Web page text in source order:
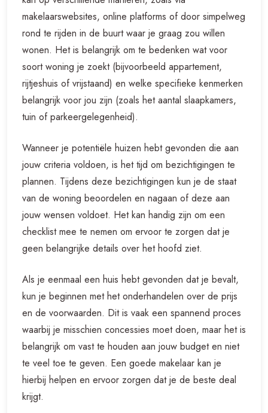
makelaarswebsites, online platforms of door simpelweg
rond te rijden in de buurt waar je graag zou willen
wonen. Het is belangrijk om te bedenken wat voor
soort woning je zoekt (bijvoorbeeld appartement,
rijtjeshuis of vrijstaand) en welke specifieke kenmerken
belangrijk voor jou zijn (zoals het aantal slaapkamers,
tuin of parkeergelegenheid).
Wanneer je potentiële huizen hebt gevonden die aan
jouw criteria voldoen, is het tijd om bezichtigingen te
plannen. Tijdens deze bezichtigingen kun je de staat
van de woning beoordelen en nagaan of deze aan
jouw wensen voldoet. Het kan handig zijn om een
checklist mee te nemen om ervoor te zorgen dat je
geen belangrijke details over het hoofd ziet.
Als je eenmaal een huis hebt gevonden dat je bevalt,
kun je beginnen met het onderhandelen over de prijs
en de voorwaarden. Dit is vaak een spannend proces
waarbij je misschien concessies moet doen, maar het is
belangrijk om vast te houden aan jouw budget en niet
te veel toe te geven. Een goede makelaar kan je
hierbij helpen en ervoor zorgen dat je de beste deal
krijgt.